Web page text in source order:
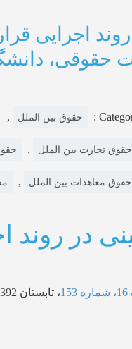
اجرایی
تحقیقات حقوقی،
حقوق بین الملل ,
حقوق تجارت بین الملل ,
حقوق معاهدات بین الملل ,
در روند
، تابستان 1392